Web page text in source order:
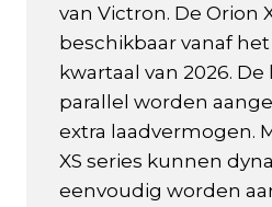
van Victron. De Orion
beschikbaar vanaf
kwartaal van 2026. De
parallel worden
extra laadvermogen.
XS series kunnen
eenvoudig worden